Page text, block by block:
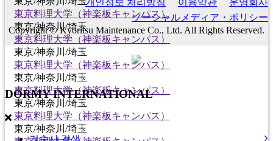
東京料理大学（神楽板キャンパス）
東京/神奈川/埼玉
東京料理大学（神楽板キャンパス）
東京/神奈川/埼玉
東京料理大学（神楽板キャンパス）
東京/神奈川/埼玉
東京料理大学（神楽板キャンパス）
東京/神奈川/埼玉
東京料理大学（神楽板キャンパス）
東京/神奈川/埼玉
개인정보 처리방침 이용약관
운영회사
ソーシャルメディア・ポリシー
Copyright © Kyoritsu Maintenance Co., Ltd. All Rights Reserved.
DORMY INTERNATIONAL
기숙사 검색